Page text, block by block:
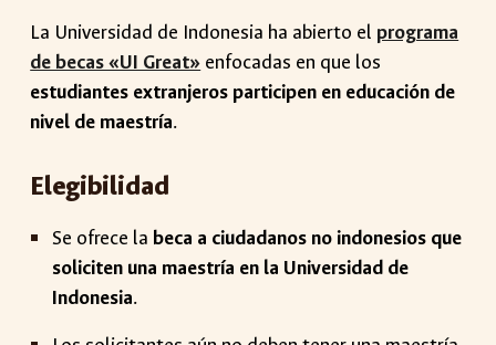
La Universidad de Indonesia ha abierto el programa
de becas «UI Great» enfocadas en que los
estudiantes extranjeros participen en educación de
nivel de maestría.
Elegibilidad
Se ofrece la beca a ciudadanos no indonesios que
soliciten una maestría en la Universidad de
Indonesia.